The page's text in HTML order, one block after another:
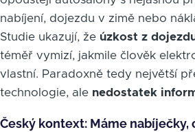
nabíjení, dojezdu v zimě nebo
Studie ukazují, že úzkost z
téměř vymizí, jakmile člověk
vlastní. Paradoxně tedy největší
technologie, ale nedostatek
Český kontext: Máme nabíječky,